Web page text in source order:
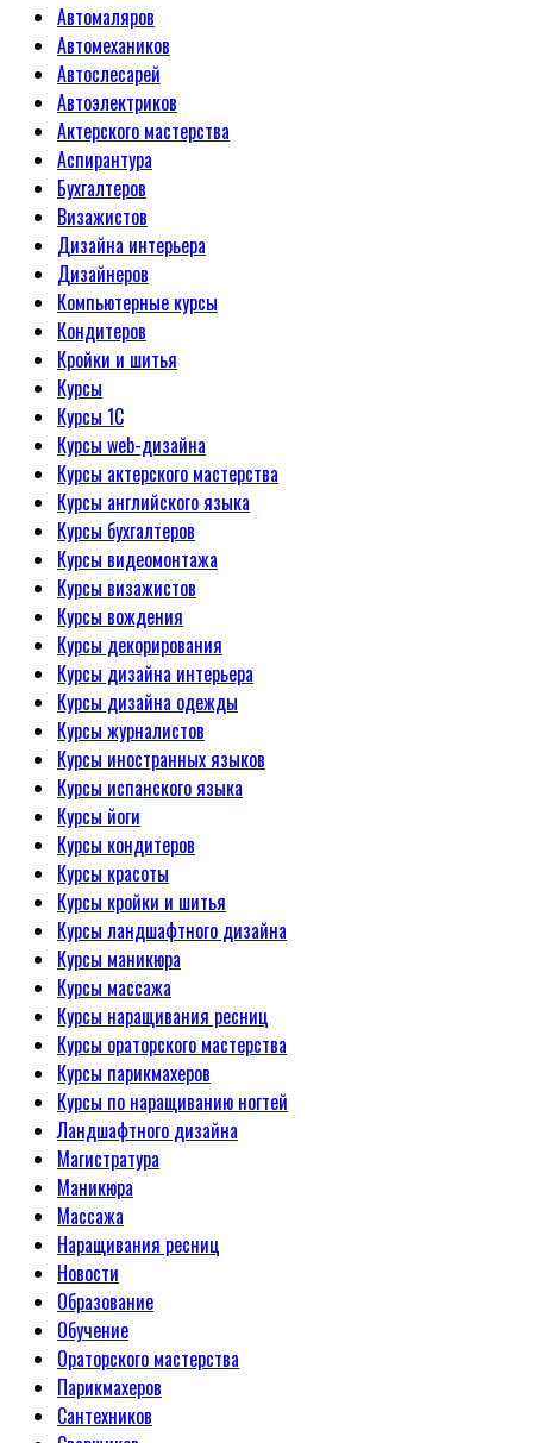
Автомаляров
Автомехаников
Автослесарей
Автоэлектриков
Актерского мастерства
Аспирантура
Бухгалтеров
Визажистов
Дизайна интерьера
Дизайнеров
Компьютерные курсы
Кондитеров
Кройки и шитья
Курсы
Курсы 1С
Курсы web-дизайна
Курсы актерского мастерства
Курсы английского языка
Курсы бухгалтеров
Курсы видеомонтажа
Курсы визажистов
Курсы вождения
Курсы декорирования
Курсы дизайна интерьера
Курсы дизайна одежды
Курсы журналистов
Курсы иностранных языков
Курсы испанского языка
Курсы йоги
Курсы кондитеров
Курсы красоты
Курсы кройки и шитья
Курсы ландшафтного дизайна
Курсы маникюра
Курсы массажа
Курсы наращивания ресниц
Курсы ораторского мастерства
Курсы парикмахеров
Курсы по наращиванию ногтей
Ландшафтного дизайна
Магистратура
Маникюра
Массажа
Наращивания ресниц
Новости
Образование
Обучение
Ораторского мастерства
Парикмахеров
Сантехников